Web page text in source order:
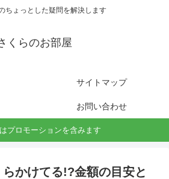
ちょっとした疑問を解決します
くらのお部屋
サイトマップ
お問い合わせ
プロモーションを含みます
かけてる!?金額の目安と